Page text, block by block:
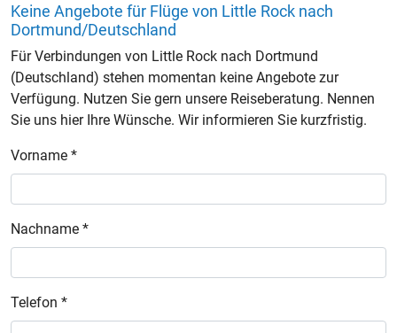
Keine Angebote für Flüge von Little Rock nach
Dortmund/Deutschland
Für Verbindungen von Little Rock nach Dortmund
(Deutschland) stehen momentan keine Angebote zur
Verfügung. Nutzen Sie gern unsere Reiseberatung. Nennen
Sie uns hier Ihre Wünsche. Wir informieren Sie kurzfristig.
Vorname *
Nachname *
Telefon *